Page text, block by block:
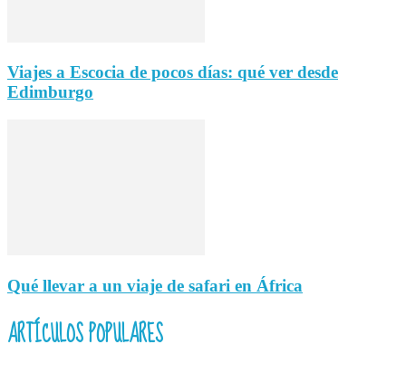
Viajes a Escocia de pocos días: qué ver desde
Edimburgo
Qué llevar a un viaje de safari en África
ARTÍCULOS POPULARES